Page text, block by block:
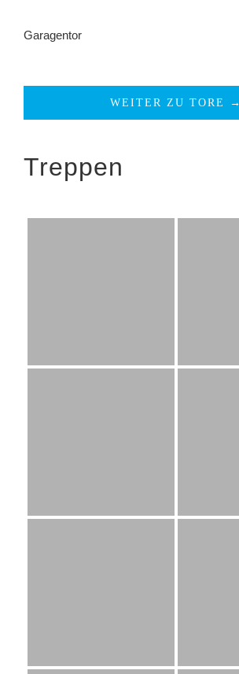
Garagentor
WEITER ZU TORE →
Treppen